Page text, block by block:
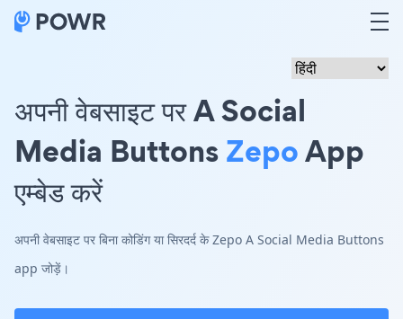
अपनी वेबसाइट पर A Social
Media ButtonsZepoApp
एम्बेड करें
अपनी वेबसाइट पर बिना कोडिंग या सिरदर्द के Zepo A Social Media Buttons
app जोड़ें।